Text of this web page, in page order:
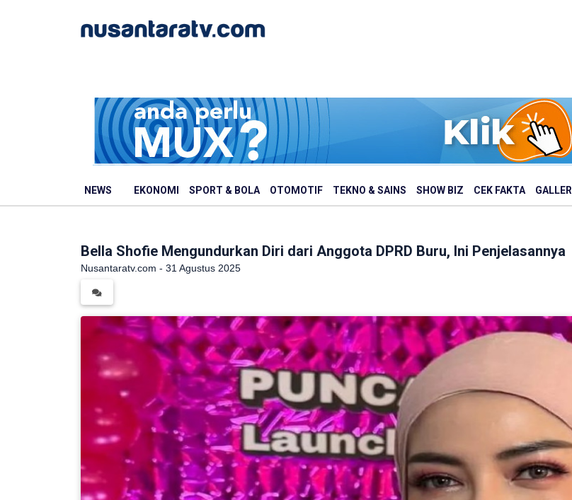
NEWS EKONOMI SPORT & BOLA OTOMOTIF TEKNO & SAINS SHOW BIZ CEK FAKTA GALLERI
Bella Shofie Mengundurkan Diri dari Anggota DPRD Buru, Ini Penjelasannya
Nusantaratv.com - 31 Agustus 2025